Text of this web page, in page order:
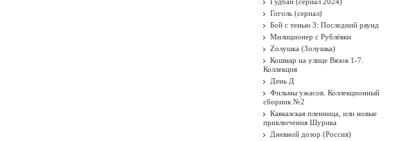
Гоголь (сериал)
Бой с тенью 3: Последний раунд
Милиционер с Рублёвки
Zолушка (Золушка)
Кошмар на улице Вязов 1-7.
Коллекция
День Д
Фильмы ужасов. Коллекционный
сборник №2
Кавказская пленница, или новые
приключения Шурика
Дневной дозор (Россия)